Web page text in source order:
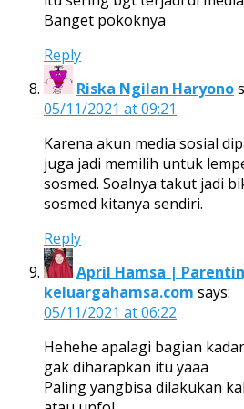
Banget pokoknya
Reply
Riska Ngilan Haryono
05/11/2021 at 09:21
Karena akun media sosial
juga jadi memilih untuk
sosmed. Soalnya takut jadi
sosmed kitanya sendiri.
Reply
April Hamsa |
keluargahamsa.com says:
05/11/2021 at 06:22
Hehehe apalagi bagian
gak diharapkan itu yaaa
Paling yangbisa dilakukan